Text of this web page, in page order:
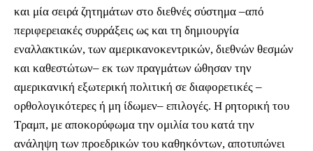
και μία σειρά ζητημάτων στο διεθνές σύστημα ‒από
περιφερειακές συρράξεις ως και τη δημιουργία
εναλλακτικών, των αμερικανοκεντρικών, διεθνών θεσμών
και καθεστώτων‒ εκ των πραγμάτων ώθησαν την
αμερικανική εξωτερική πολιτική σε διαφορετικές ‒
ορθολογικότερες ή μη ίδωμεν‒ επιλογές. Η ρητορική του
Τραμπ, με αποκορύφωμα την ομιλία του κατά την
ανάληψη των προεδρικών του καθηκόντων, αποτυπώνει